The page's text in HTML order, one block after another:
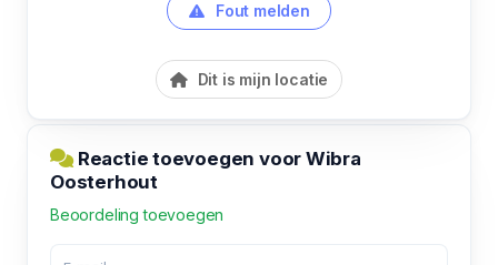
Fout melden
Dit is mijn locatie
Reactie toevoegen voor Wibra
Oosterhout
Beoordeling toevoegen